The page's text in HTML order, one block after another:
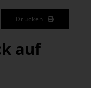
Drucken
auf